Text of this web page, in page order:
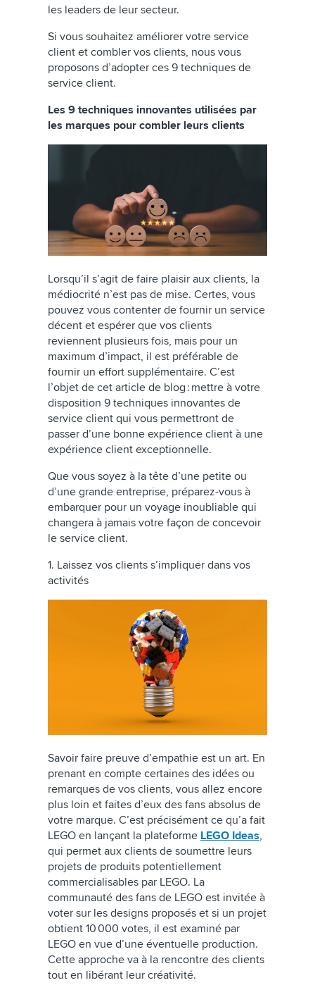
les leaders de leur secteur.
Si vous souhaitez améliorer votre service
client et combler vos clients, nous vous
proposons d’adopter ces 9 techniques de
service client.
Les 9 techniques innovantes utilisées par
les marques pour combler leurs clients
Lorsqu’il s’agit de faire plaisir aux clients, la
médiocrité n’est pas de mise. Certes, vous
pouvez vous contenter de fournir un service
décent et espérer que vos clients
reviennent plusieurs fois, mais pour un
maximum d’impact, il est préférable de
fournir un effort supplémentaire. C’est
l’objet de cet article de blog : mettre à votre
disposition 9 techniques innovantes de
service client qui vous permettront de
passer d’une bonne expérience client à une
expérience client exceptionnelle.
Que vous soyez à la tête d’une petite ou
d’une grande entreprise, préparez-vous à
embarquer pour un voyage inoubliable qui
changera à jamais votre façon de concevoir
le service client.
1. Laissez vos clients s’impliquer dans vos
activités
Savoir faire preuve d’empathie est un art. En
prenant en compte certaines des idées ou
remarques de vos clients, vous allez encore
plus loin et faites d’eux des fans absolus de
votre marque. C’est précisément ce qu’a fait
LEGO en lançant la plateforme LEGO Ideas,
qui permet aux clients de soumettre leurs
projets de produits potentiellement
commercialisables par LEGO. La
communauté des fans de LEGO est invitée à
voter sur les designs proposés et si un projet
obtient 10 000 votes, il est examiné par
LEGO en vue d’une éventuelle production.
Cette approche va à la rencontre des clients
tout en libérant leur créativité.